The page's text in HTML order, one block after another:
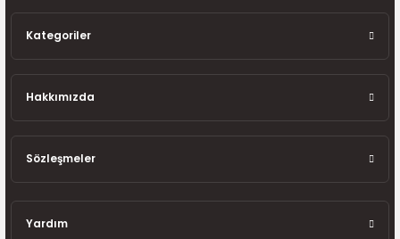
Kategoriler
Hakkımızda
Sözleşmeler
Yardım